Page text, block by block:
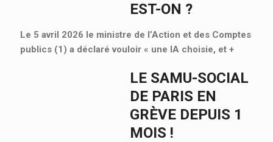
EST-ON ?
Le 5 avril 2026 le ministre de l’Action et des Comptes
publics (1) a déclaré vouloir « une IA choisie, et +
LE SAMU-SOCIAL
DE PARIS EN
GRÈVE DEPUIS 1
MOIS !